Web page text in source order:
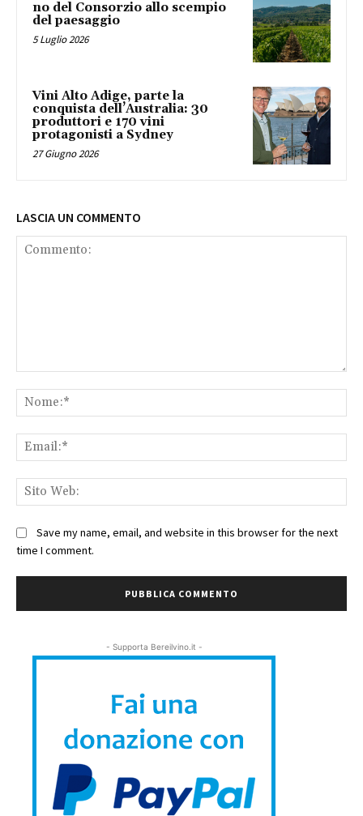
no del Consorzio allo scempio
del paesaggio
5 Luglio 2026
Vini Alto Adige, parte la
conquista dell’Australia: 30
produttori e 170 vini
protagonisti a Sydney
27 Giugno 2026
LASCIA UN COMMENTO
Save my name, email, and website in this browser for the next
time I comment.
- Supporta Bereilvino.it -